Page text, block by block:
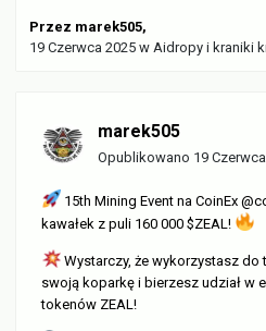
Przez marek505,
19 Czerwca 2025 w Aidropy i kraniki
marek505
Opublikowano 19
15th Mining Event na CoinEx
kawałek z puli 160 000 $ZEAL!
Wystarczy, że wykorzystasz do
swoją koparkę i bierzesz udział w
tokenów ZEAL!